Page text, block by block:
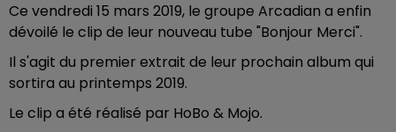
Ce vendredi 15 mars 2019, le groupe Arcadian a enfin
dévoilé le clip de leur nouveau tube "Bonjour Merci".
Il s'agit du premier extrait de leur prochain album qui
sortira au printemps 2019.
Le clip a été réalisé par HoBo & Mojo.